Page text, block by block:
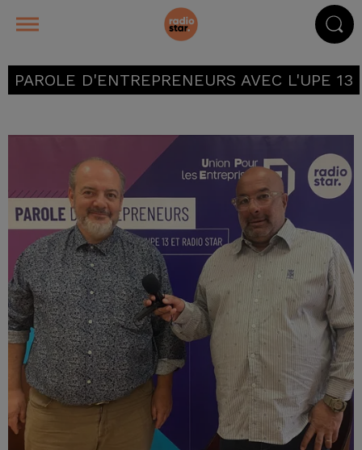
PAROLE D'ENTREPRENEURS AVEC L'UPE 13